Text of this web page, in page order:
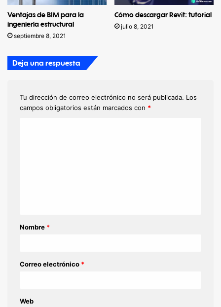
Ventajas de BIM para la
ingeniería estructural
septiembre 8, 2021
Cómo descargar Revit: tutorial
julio 8, 2021
Deja una respuesta
Tu dirección de correo electrónico no será publicada. Los
campos obligatorios están marcados con *
r
Nombre *
Correo electrónico *
Web